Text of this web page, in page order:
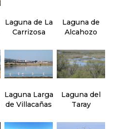
Laguna de La
Carrizosa
Laguna de
Alcahozo
Laguna Larga
de Villacañas
Laguna del
Taray